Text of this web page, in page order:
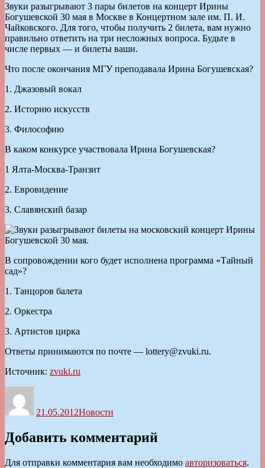
Звуки разыгрывают 3 пары билетов на концерт Ирины
Богушевской 30 мая в Москве в Концертном зале им. П. И.
Чайковского. Для того, чтобы получить 2 билета, вам нужно
правильно ответить на три несложных вопроса. Будьте в
числе первых — и билеты ваши.
Что после окончания МГУ преподавала Ирина Богушевская?
1. Джазовый вокал
2. Историю искусств
3. Философию
В каком конкурсе участвовала Ирина Богушевская?
1 Ялта-Москва-Транзит
2. Евровидение
3. Славянский базар
В сопровождении кого будет исполнена программа «Тайный
сад»?
1. Танцоров балета
2. Оркестра
3. Артистов цирка
Ответы принимаются по почте — lottery@zvuki.ru.
Источник: zvuki.ru
21.05.2012Новости
Добавить комментарий
Для отправки комментария вам необходимо авторизоваться.